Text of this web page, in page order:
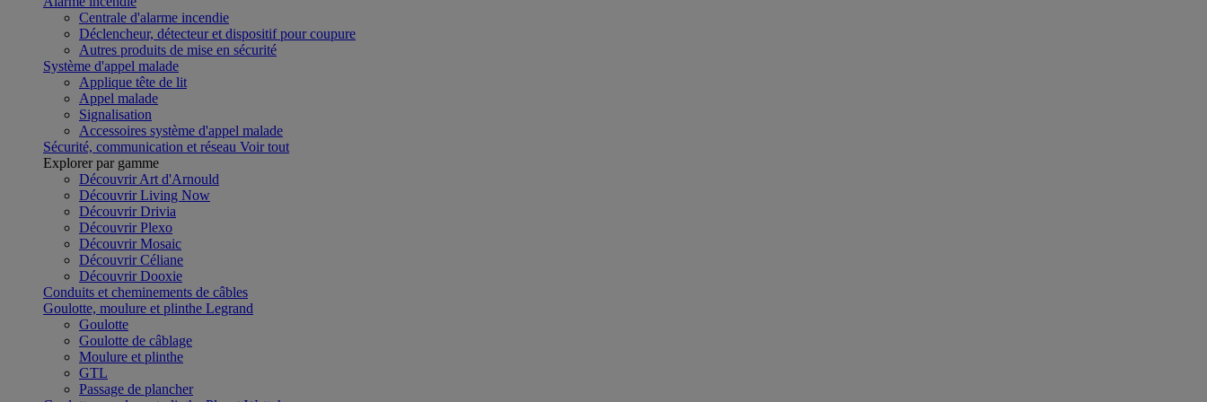
Centrale d'alarme incendie
Déclencheur, détecteur et dispositif pour coupure
Autres produits de mise en sécurité
Système d'appel malade
Applique tête de lit
Appel malade
Signalisation
Accessoires système d'appel malade
Sécurité, communication et réseau Voir tout
Explorer par gamme
Découvrir Art d'Arnould
Découvrir Living Now
Découvrir Drivia
Découvrir Plexo
Découvrir Mosaic
Découvrir Céliane
Découvrir Dooxie
Conduits et cheminements de câbles
Goulotte, moulure et plinthe Legrand
Goulotte
Goulotte de câblage
Moulure et plinthe
GTL
Passage de plancher